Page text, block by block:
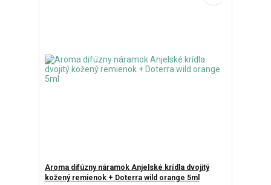
Aroma difúzny náramok Anjelské krídla dvojitý
kožený remienok + Doterra wild orange 5ml